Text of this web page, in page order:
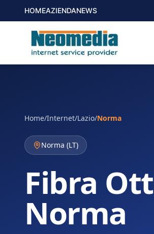
HOMEAZIENDANEWS
Home/Internet/Lazio/Norma
Norma (LT)
Fibra
Norma